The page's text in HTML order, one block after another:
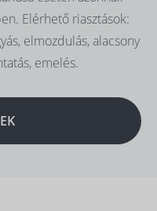
Elérhető riasztások:
elmozdulás, alacsony
emelés.